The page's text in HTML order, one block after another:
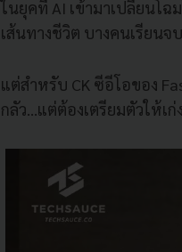
ในยุคที่ AI เข้ามาเปลี่ยนโฉ
เส้นทางชีวิต บางคนเรียน
แต่สำหรับ CK ซีอีโอของ
กลัว...แต่ต้องเตรียมตัวให้เก่